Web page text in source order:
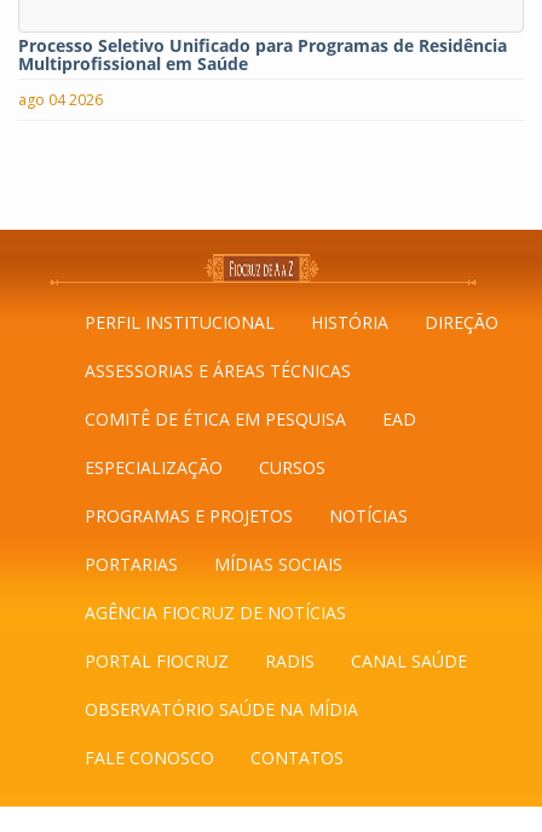
Processo Seletivo Unificado para Programas de Residência
Multiprofissional em Saúde
ago 04 2026
PERFIL INSTITUCIONAL HISTÓRIA DIREÇÃO
ASSESSORIAS E ÁREAS TÉCNICAS
COMITÊ DE ÉTICA EM PESQUISA EAD
ESPECIALIZAÇÃO CURSOS
PROGRAMAS E PROJETOS NOTÍCIAS
PORTARIAS MÍDIAS SOCIAIS
AGÊNCIA FIOCRUZ DE NOTÍCIAS
PORTAL FIOCRUZ RADIS CANAL SAÚDE
OBSERVATÓRIO SAÚDE NA MÍDIA
FALE CONOSCO CONTATOS